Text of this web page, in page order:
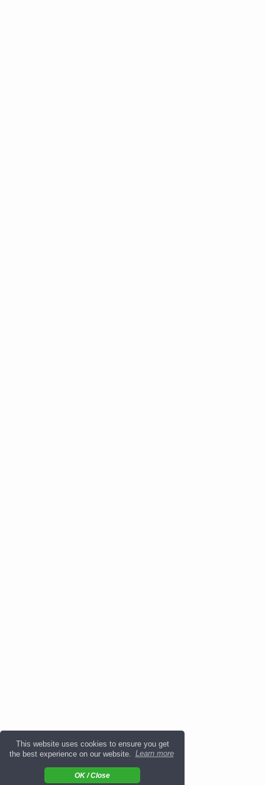
This website uses cookies to ensure you get
the best experience on our website.
Learn more
OK / Close